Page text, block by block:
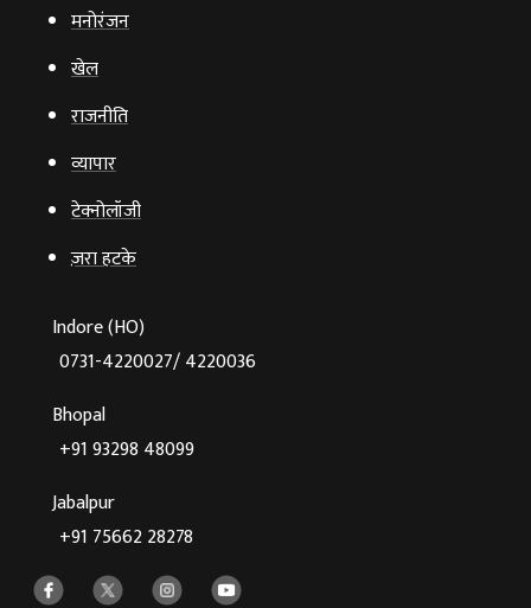
मनोरंजन
खेल
राजनीति
व्‍यापार
टेक्‍नोलॉजी
ज़रा हटके
Indore (HO)
0731-4220027/ 4220036
Bhopal
+91 93298 48099
Jabalpur
+91 75662 28278